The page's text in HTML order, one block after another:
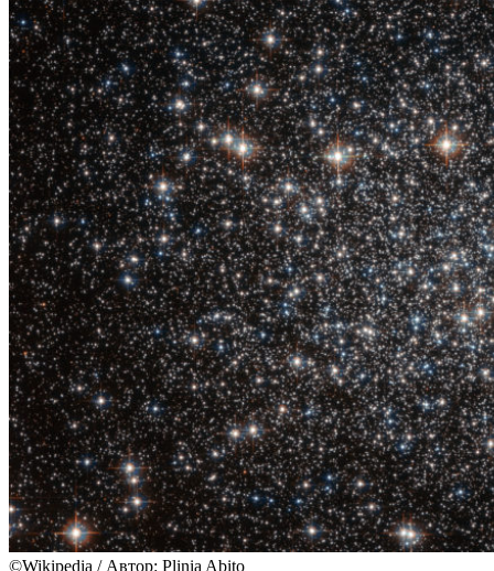
©Wikipedia / Автор: Plinia Abito